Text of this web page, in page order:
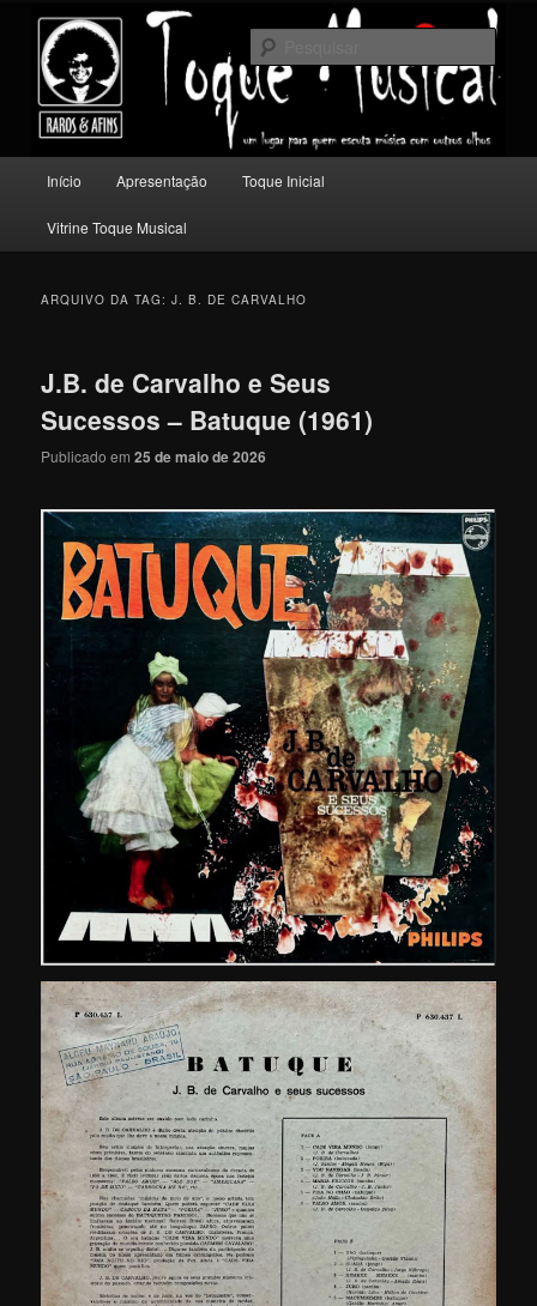
conteúdo
principal
conteúdo
secundário
Toque Musical
Um lugar para quem escuta música com outros olhos.
principal
Início Apresentação Toque Inicial
Vitrine Toque Musical
ARQUIVO DA TAG:J. B. DE CARVALHO
J.B. de Carvalho e Seus
Sucessos – Batuque (1961)
Publicado em25 de maio de 2026